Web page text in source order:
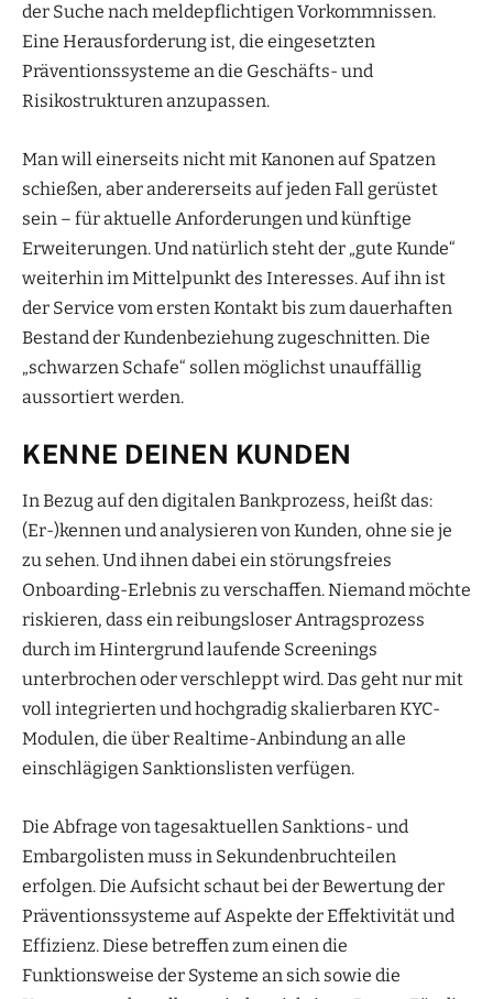
der Suche nach meldepflichtigen Vorkommnissen.
Eine Herausforderung ist, die eingesetzten
Präventionssysteme an die Geschäfts- und
Risikostrukturen anzupassen.
Man will einerseits nicht mit Kanonen auf Spatzen
schießen, aber andererseits auf jeden Fall gerüstet
sein – für aktuelle Anforderungen und künftige
Erweiterungen. Und natürlich steht der „gute Kunde“
weiterhin im Mittelpunkt des Interesses. Auf ihn ist
der Service vom ersten Kontakt bis zum dauerhaften
Bestand der Kundenbeziehung zugeschnitten. Die
„schwarzen Schafe“ sollen möglichst unauffällig
aussortiert werden.
KENNE DEINEN KUNDEN
In Bezug auf den digitalen Bankprozess, heißt das:
(Er-)kennen und analysieren von Kunden, ohne sie je
zu sehen. Und ihnen dabei ein störungsfreies
Onboarding-Erlebnis zu verschaffen. Niemand möchte
riskieren, dass ein reibungsloser Antragsprozess
durch im Hintergrund laufende Screenings
unterbrochen oder verschleppt wird. Das geht nur mit
voll integrierten und hochgradig skalierbaren KYC-
Modulen, die über Realtime-Anbindung an alle
einschlägigen Sanktionslisten verfügen.
Die Abfrage von tagesaktuellen Sanktions- und
Embargolisten muss in Sekundenbruchteilen
erfolgen. Die Aufsicht schaut bei der Bewertung der
Präventionssysteme auf Aspekte der Effektivität und
Effizienz. Diese betreffen zum einen die
Funktionsweise der Systeme an sich sowie die